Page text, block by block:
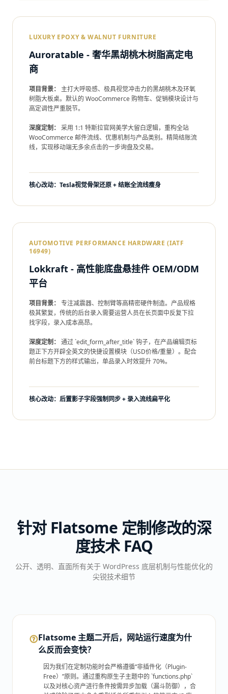
LUXURY EPOXY & WALNUT FURNITURE
Auroratable - 奢华黑胡桃木树脂高定电
商
项目背景：
主打大呼吸感、极具视觉冲击力的黑胡桃木及环氧
树脂大板桌。默认的 WooCommerce 购物车、促销模块设计与
高定调性严重脱节。
深度定制： 采用 1:1 特斯拉官网美学大留白逻辑，重构全站
WooCommerce 邮件流线、优惠机制与产品类别。精简结账流
线，实现移动端无多余点击的一步询盘及交易。
核心改动：Tesla视觉骨架还原 + 结账全流线瘦身
AUTOMOTIVE PERFORMANCE HARDWARE (IATF
16949)
Lokkraft - 高性能底盘悬挂件 OEM/ODM
平台
项目背景： 专注减震器、控制臂等高精密硬件制造。产品规格
极其繁复，传统的后台录入需要运营人员在长页面中反复下拉
找字段，录入成本高昂。
深度定制： 通过 `edit_form_after_title` 钩子，在产品编辑页标
题正下方开辟全英文的快捷设置模块（USD价格/重量）。配合
前台标题下方的样式输出，单品录入时效提升 70%。
核心改动：后置影子字段强制同步 + 录入流线扁平化
针对 Flatsome 定制修改的深
度技术 FAQ
公开、透明、直面所有关于 WordPress 底层机制与性能优化的
尖锐技术细节
Flatsome 主题二开后，网站运行速度为什
么反而会变快？
因为我们在定制功能时会严格遵循“非插件化（Plugin-
Free）”原则。通过重构原生子主题中的 `functions.php`
以及对核心资产进行条件按需异步加载（漏斗防御），合